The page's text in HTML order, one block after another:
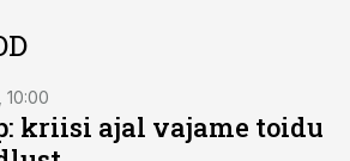
10:00
kriisi ajal vajame toidu